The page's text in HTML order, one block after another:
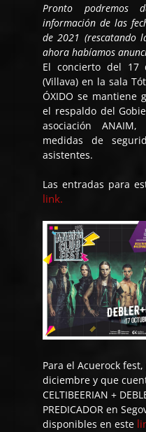
Pronto podremos
información de las
de 2021 (rescatando
ahora habíamos
El concierto del 17
(Villava) en la sala
ÓXIDO se mantiene
el respaldo del
asociación
medidas de
asistentes.
Las entradas para
link.
Para el Acuerock
diciembre y que
CELTIBEERIAN +
PREDICADOR en
disponibles en este